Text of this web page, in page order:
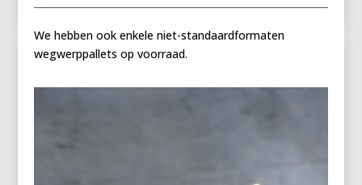
We hebben ook enkele niet-standaardformaten
wegwerppallets op voorraad.